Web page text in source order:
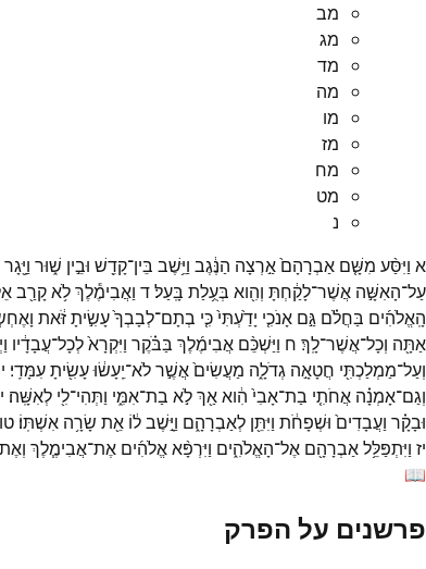
מב
מג
מד
מה
מו
מז
מח
מט
נ
א וַיִּסַּ֨ע מִשָּׁ֤ם אַבְרָהָם֙אַ֣רְצָה הַנֶּ֔גֶב וַיֵּ֥שֶׁב בֵּין־קָדֵ֖שׁ וּבֵ֣ין שׁ֑וּר וַיָּ֖גָר
עַל־הָאִשָּׁ֣ה אֲשֶׁר־לָקַ֔חְתָּ וְהִ֖וא בְּעֻ֥לַת בָּֽעַל׃ד וַאֲבִימֶ֕לֶךְלֹ֥אקָרַ֖ב
הָֽאֱלֹהִ֜ים בַּחֲלֹ֗ם גַּ֣ם אָנֹכִ֤י יָדַ֙עְתִּי֙כִּ֤י בְתָם־לְבָבְךָ֙עָשִׂ֣יתָזֹּ֔את
אַתָּ֖ה וְכָל־אֲשֶׁר־לָֽךְ׃ ח וַיַּשְׁכֵּ֨ם אֲבִימֶ֜לֶךְ בַּבֹּ֗קֶר וַיִּקְרָא֙לְכָל־עֲבָדָ֔יו
וְעַל־מַמְלַכְתִּ֖י חֲטָאָ֣ה גְדֹלָ֑ה מַעֲשִׂים֙אֲשֶׁ֣רלֹא־יֵֽעָשׂ֔וּעָשִׂ֖יתָעִמָּדִֽי׃ י
וְגַם־אָמְנָ֗ה אֲחֹתִ֤י בַת־אָבִי֙ הִ֔ואאַ֖ךְלֹ֣א בַת־אִמִּ֑י וַתְּהִי־לִ֖י לְאִשָּֽׁה׃
וּבָקָ֗ר וַעֲבָדִים֙ וּשְׁפָחֹ֔ת וַיִּתֵּ֖ן לְאַבְרָהָ֑ם וַיָּ֣שֶׁבל֔וֹ אֵ֖ת שָׂרָ֥ה אִשְׁתּֽוֹ׃ טו
יז וַיִּתְפַּלֵּ֥לאַבְרָהָ֖ם אֶל־הָאֱלֹהִ֑ים וַיִּרְפָּ֨אאֱלֹהִ֜ים אֶת־אֲבִימֶ֧לֶךְ
📖
פרשנים על הפרק